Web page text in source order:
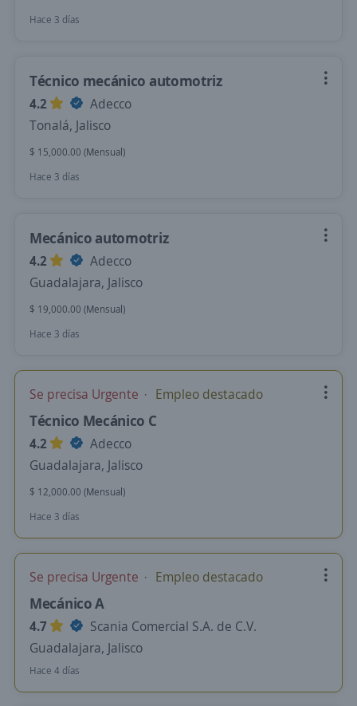
Hace 3 días
Técnico mecánico automotriz
4.2
Adecco
Tonalá, Jalisco
$ 15,000.00 (Mensual)
Hace 3 días
Mecánico automotriz
4.2
Adecco
Guadalajara, Jalisco
$ 19,000.00 (Mensual)
Hace 3 días
Se precisa Urgente Empleo destacado
Técnico Mecánico C
4.2
Adecco
Guadalajara, Jalisco
$ 12,000.00 (Mensual)
Hace 3 días
Se precisa Urgente Empleo destacado
Mecánico A
4.7
Scania Comercial S.A. de C.V.
Guadalajara, Jalisco
Hace 4 días